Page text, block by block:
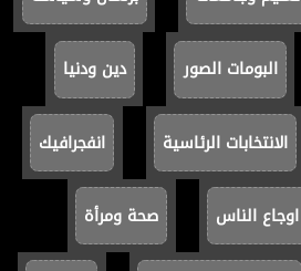
البومات الصور دين ودنيا
الانتخابات الرئاسية انفجرافيك
اوجاع الناس صحة ومرأة